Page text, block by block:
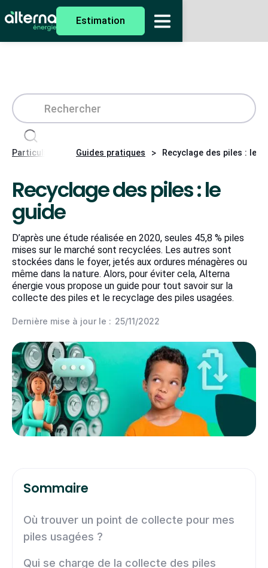
Estimation
Particuliers Guides pratiques > Recyclage des piles : le
Recyclage des piles : le
guide
D’après une étude réalisée en 2020, seules 45,8 % piles
mises sur le marché sont recyclées. Les autres sont
stockées dans le foyer, jetés aux ordures ménagères ou
même dans la nature. Alors, pour éviter cela, Alterna
énergie vous propose un guide pour tout savoir sur la
collecte des piles et le recyclage des piles usagées.
Dernière mise à jour le : 25/11/2022
Sommaire
Où trouver un point de collecte pour mes
piles usagées ?
Qui se charge de la collecte des piles